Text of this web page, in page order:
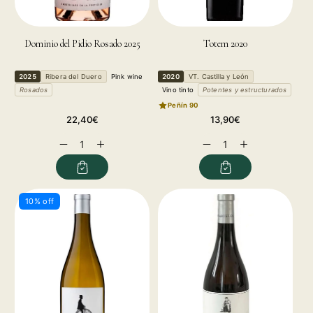
Dominio del Pidio Rosado 2025
2025 Ribera del Duero
Pink wine
Rosados
Regular
22,40€
Decrease
quantity
Increase
quantity
for
Totem 2020
2020
VT. Castilla y León
Vino tinto
Potentes y estructurados
Peñín 90
Regular
13,90€
Decrease
quantity
Increase
quantity
for
10% off